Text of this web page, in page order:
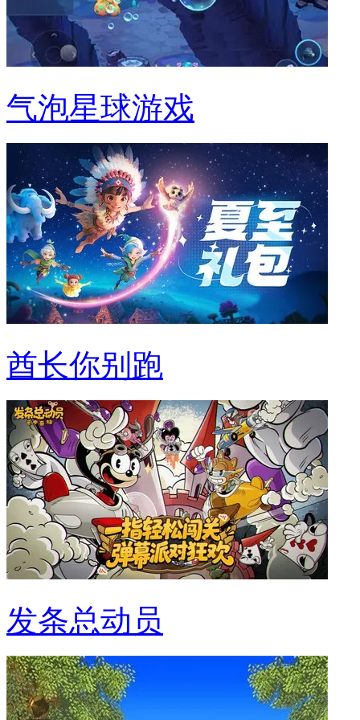
气泡星球游戏
酋长你别跑
发条总动员